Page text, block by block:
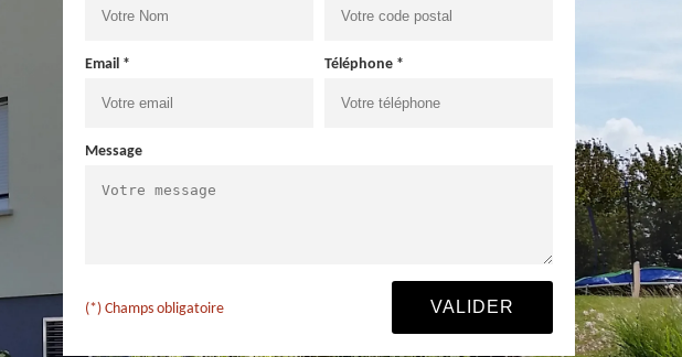
Email * Téléphone *
Message
(*) Champs obligatoire